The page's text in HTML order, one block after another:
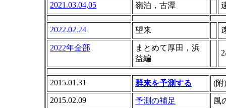
2021.03.04,05
嶺泊，古潭
2022.02.24 望来
2022年全部
まとめて厚田，浜
益編
2015.01.31 群来を予測する
(
2015.02.09
予測の補足
風